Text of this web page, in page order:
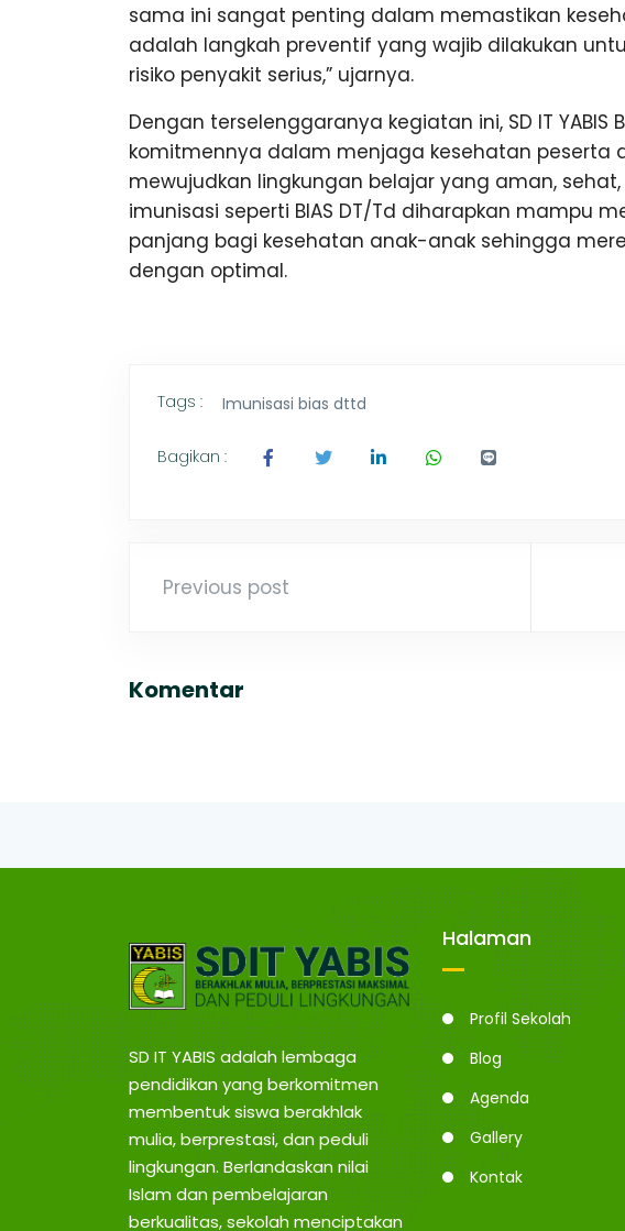
sama ini sangat penting dalam memastikan
adalah langkah preventif yang wajib dilakukan
risiko penyakit serius,” ujarnya.
Dengan terselenggaranya kegiatan ini, SD IT
komitmennya dalam menjaga kesehatan peserta
mewujudkan lingkungan belajar yang aman,
imunisasi seperti BIAS DT/Td diharapkan mampu
panjang bagi kesehatan anak-anak sehingga
dengan optimal.
Tags : Imunisasi bias dttd
Bagikan :
Previous post
Komentar
SD IT YABIS adalah lembaga
pendidikan yang berkomitmen
membentuk siswa berakhlak
mulia, berprestasi, dan peduli
lingkungan. Berlandaskan nilai
Islam dan pembelajaran
berkualitas, sekolah menciptakan
Halaman
Profil Sekolah
Blog
Agenda
Gallery
Kontak